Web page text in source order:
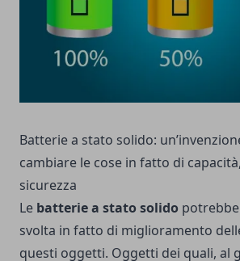
Batterie a stato solido:
cambiare le cose in fatto di
sicurezza
Le batterie a stato solido
svolta in fatto di miglioramento
questi oggetti. Oggetti dei quali, al